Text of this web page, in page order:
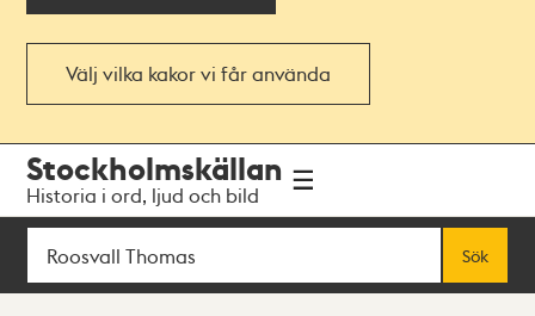
Välj vilka kakor vi får använda
navigationen
huvudinnehållet
Stockholmskällan
Historia i ord, ljud och bild
Sök
Sök